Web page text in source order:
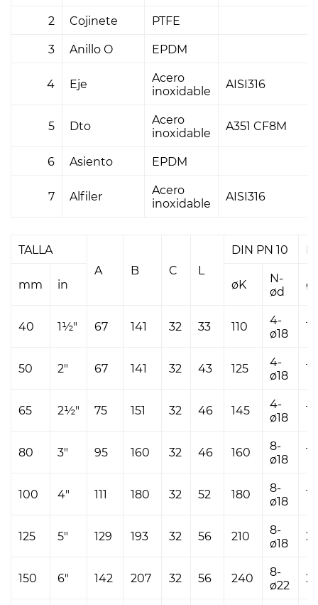
2 Cojinete
PTFE
3
Anillo O EPDM
4 Eje
Acero
inoxidable
AISI316
5 Dto
Acero
inoxidable
A351 CF8M
6 Asiento EPDM
7 Alfiler
Acero
inoxidable
AISI316
TALLA
A
B C L
DIN PN 10
mm in øK
N-
ød
40 1½" 67 141 32 33 110
4-
ø18
50 2" 67 141 32 43 125
4-
ø18
65 2½" 75 151 32 46 145
4-
ø18
80 3" 95 160 32 46 160
8-
ø18
100 4" 111 180 32 52 180
8-
ø18
125 5" 129 193 32 56 210
8-
ø18
150 6" 142 207 32 56 240
8-
ø22